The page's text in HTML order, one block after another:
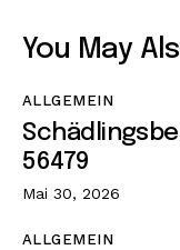
You May
ALLGEMEIN
56479
Mai 30, 2026
ALLGEMEIN